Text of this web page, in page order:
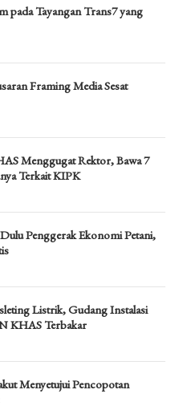
pada Tayangan Trans7 yang
Framing Media Sesat
Menggugat Rektor, Bawa 7
Terkait KIPK
Penggerak Ekonomi Petani,
Listrik, Gudang Instalasi
KHAS Terbakar
Menyetujui Pencopotan